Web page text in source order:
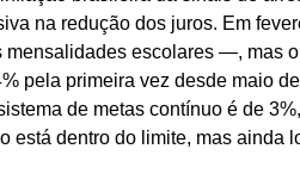
na redução dos juros. Em
mensalidades escolares —, mas o
pela primeira vez desde maio
de metas contínuo é de
está dentro do limite, mas ainda